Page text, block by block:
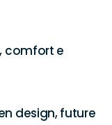
comfort e
design, future